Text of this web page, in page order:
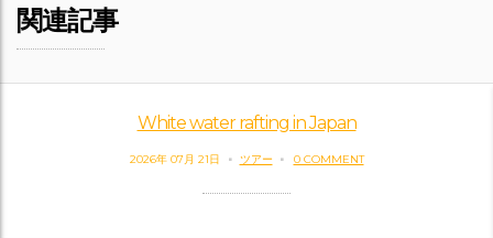
関連記事
White water rafting in Japan
2026年 07月 21日 ツアー 0 COMMENT